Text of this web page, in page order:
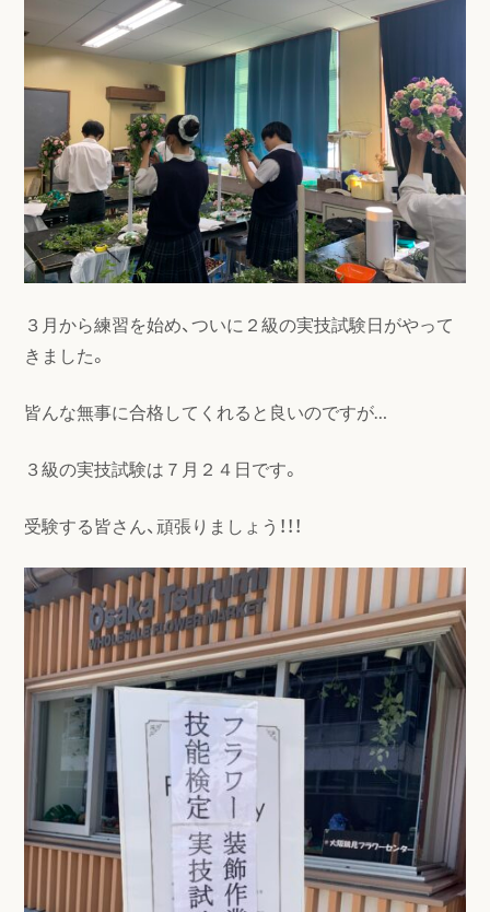
３月から練習を始め、ついに２級の実技試験日がやって
きました。
皆んな無事に合格してくれると良いのですが…
３級の実技試験は７月２４日です。
受験する皆さん、頑張りましょう！！！